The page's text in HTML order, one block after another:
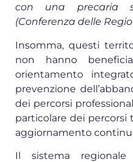
con una precaria
(Conferenza delle
Insomma, questi
non hanno
orientamento
prevenzione
dei percorsi
particolare dei percorsi
aggiornamento
Il sistema regionale